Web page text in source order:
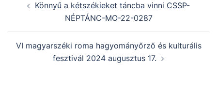
Könnyű a kétszékieket táncba vinni CSSP-
NÉPTÁNC-MO-22-0287
VI magyarszéki roma hagyományőrző és kulturális
fesztivál 2024 augusztus 17.